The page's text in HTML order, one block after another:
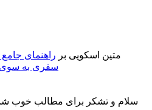
متین اسکویی بر راهنمای
سفری به
سلام و تشکر برای مطالب خوب شما